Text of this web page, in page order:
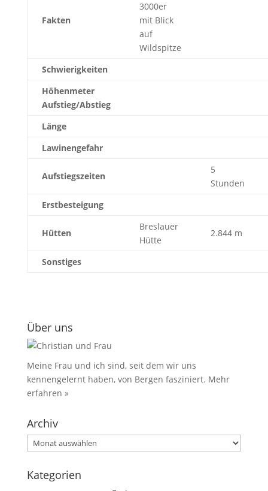
Fakten
3000er
mit Blick
auf
Wildspitze
Schwierigkeiten
Höhenmeter
Aufstieg/Abstieg
Länge
Lawinengefahr
Aufstiegszeiten
5
Stunden
Erstbesteigung
Hütten
Breslauer
Hütte
2.844 m
Sonstiges
Über uns
Meine Frau und ich sind, seit dem wir uns
kennengelernt haben, von Bergen fasziniert. Mehr
erfahren »
Archiv
Archiv
Kategorien